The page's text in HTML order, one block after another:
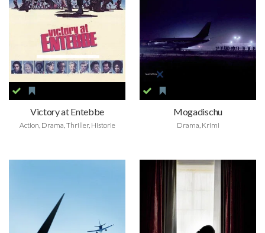
Victory at Entebbe
Action, Drama, Thriller, Historie
Mogadischu
Drama, Krimi